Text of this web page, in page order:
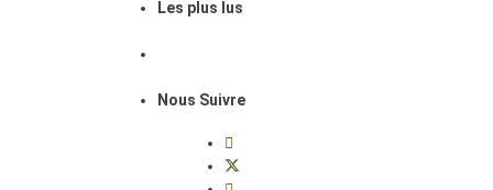
Les plus lus
Nous Suivre